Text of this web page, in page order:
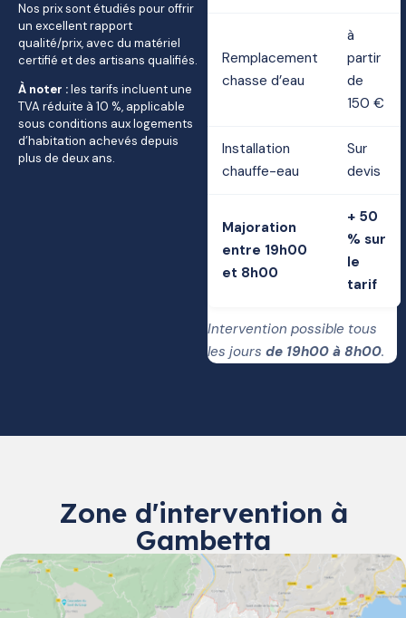
Nos prix sont étudiés pour offrir
un excellent rapport
qualité/prix, avec du matériel
certifié et des artisans qualifiés.
À noter :les tarifs incluent une
TVA réduite à 10 %, applicable
sous conditions aux logements
d’habitation achevés depuis
plus de deux ans.
Remplacement
chasse d’eau
à
partir
de
150 €
Installation
chauffe-eau
Sur
devis
Majoration
entre 19h00
et 8h00
+ 50
% sur
le
tarif
Intervention possible tous
les joursde 19h00 à 8h00.
Zone d'intervention à
Gambetta